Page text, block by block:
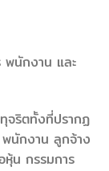
พนักงาน และ
จริตทั้งที่ปรากฏ
นักงาน ลูกจ้าง
หุ้น กรรมการ